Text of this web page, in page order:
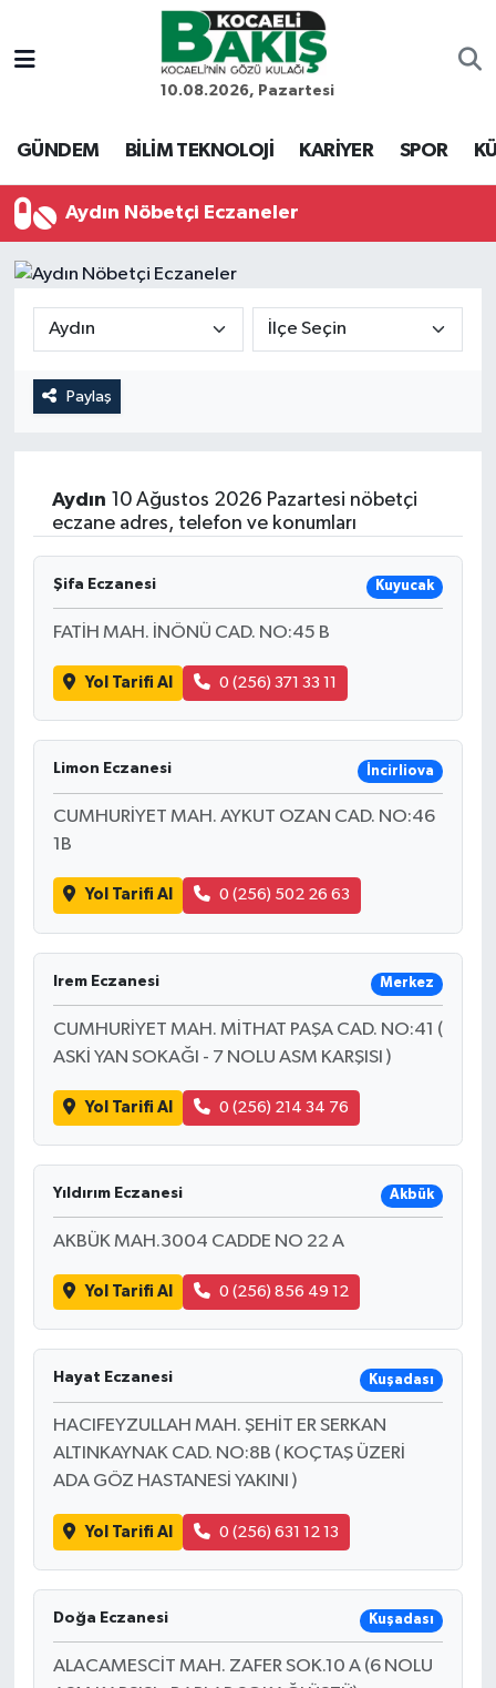
10.08.2026, Pazartesi
GÜNDEM BİLİM TEKNOLOJİ KARİYER SPOR
Aydın Nöbetçi Eczaneler
Paylaş
Aydın 10 Ağustos 2026 Pazartesi nöbetçi
eczane adres, telefon ve konumları
Şifa Eczanesi Kuyucak
FATİH MAH. İNÖNÜ CAD. NO:45 B
Yol Tarifi Al 0 (256) 371 33 11
Limon Eczanesi İncirliova
CUMHURİYET MAH. AYKUT OZAN CAD. NO:46
1B
Yol Tarifi Al 0 (256) 502 26 63
Irem Eczanesi Merkez
CUMHURİYET MAH. MİTHAT PAŞA CAD. NO:41 (
ASKİ YAN SOKAĞI - 7 NOLU ASM KARŞISI )
Yol Tarifi Al 0 (256) 214 34 76
Yıldırım Eczanesi Akbük
AKBÜK MAH.3004 CADDE NO 22 A
Yol Tarifi Al 0 (256) 856 49 12
Hayat Eczanesi Kuşadası
HACIFEYZULLAH MAH. ŞEHİT ER SERKAN
ALTINKAYNAK CAD. NO:8B ( KOÇTAŞ ÜZERİ
ADA GÖZ HASTANESİ YAKINI )
Yol Tarifi Al 0 (256) 631 12 13
Doğa Eczanesi Kuşadası
ALACAMESCİT MAH. ZAFER SOK.10 A (6 NOLU
Kocaeli Nöbetçi Eczaneler
Kocaeli Hava Durumu
Tüm Manşetler